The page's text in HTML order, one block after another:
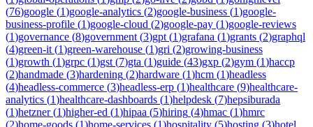
(76)google (1)google-analytics (2)google-business (1)google-
business-profile (1)google-cloud (2)google-pay (1)google-reviews
(1)governance (8)government (3)gpt (1)grafana (1)grants (2)graphql
(4)green-it (1)green-warehouse (1)gri (2)growing-business
(1)growth (1)grpc (1)gst (7)gta (1)guide (43)gxp (2)gym (1)haccp
(2)handmade (3)hardening (2)hardware (1)hcm (1)headless
(4)headless-commerce (3)headless-erp (1)healthcare (9)healthcare-
analytics (1)healthcare-dashboards (1)helpdesk (7)hepsiburada
(1)hetzner(1)higher-ed (1)hipaa (5)hiring (4)hmac (1)hmrc
(2)home-goods (1)home-services (1)hospitality (5)hosting (3)hotel